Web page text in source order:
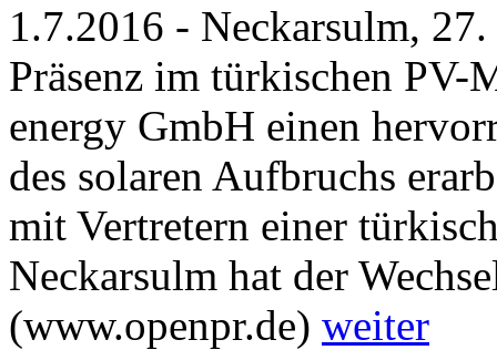
1.7.2016 - Neckarsulm,
Präsenz im türkischen
energy GmbH einen
des solaren Aufbruchs
mit Vertretern einer
Neckarsulm hat der
(www.openpr.de) weiter